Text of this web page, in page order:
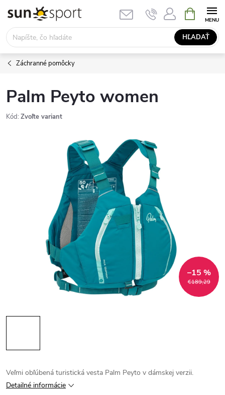
obsah
HĽADAŤ
KOŠÍK
Záchranné pomôcky
Palm Peyto women
Kód: Zvoľte variant
€189,29
–15 %
Veľmi obľúbená turistická vesta Palm Peyto v dámskej verzii.
Detailné informácie